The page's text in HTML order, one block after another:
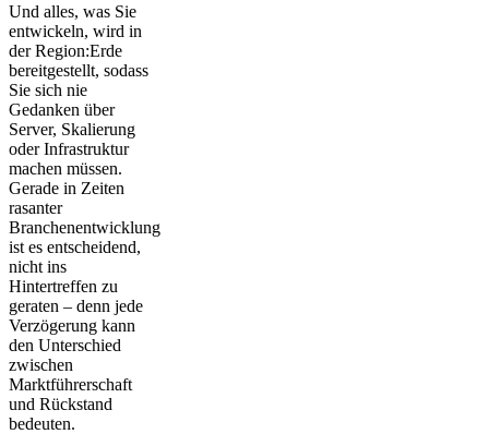
Und alles, was Sie
entwickeln, wird in
der Region:Erde
bereitgestellt, sodass
Sie sich nie
Gedanken über
Server, Skalierung
oder Infrastruktur
machen müssen.
Gerade in Zeiten
rasanter
Branchenentwicklung
ist es entscheidend,
nicht ins
Hintertreffen zu
geraten – denn jede
Verzögerung kann
den Unterschied
zwischen
Marktführerschaft
und Rückstand
bedeuten.